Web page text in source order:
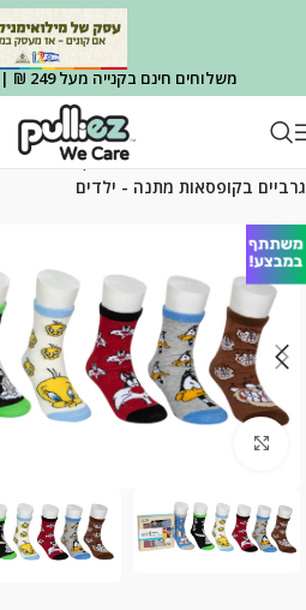
משלוחים חינם בקנייה מעל 249 ₪ | אספקה תוך 7 ימי עסקים
גרביים בקופסאות מתנה
גרביים בקופסאות מתנה - ילדים